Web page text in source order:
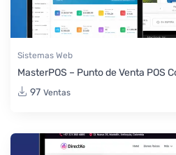
Sistemas Web
MasterPOS – Punto de Venta POS
97 Ventas